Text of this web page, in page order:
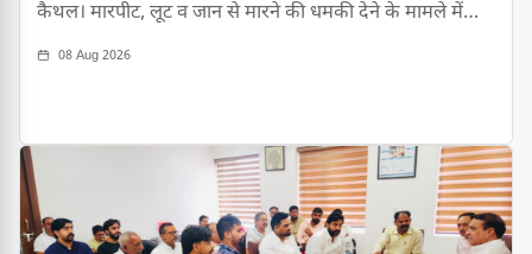
कैथल। मारपीट, लूट व जान से मारने की धमकी देने के मामले में…
08 Aug 2026